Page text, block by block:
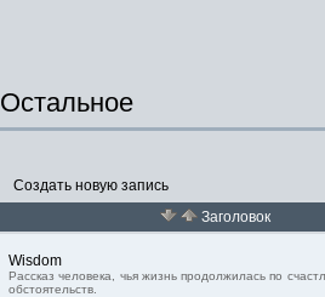
Остальное
Создать новую запись
Заголовок
Wisdom
Рассказ человека, чья жизнь продолжилась по
обстоятельств.